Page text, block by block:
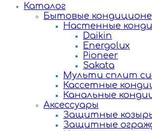
Каталог
Бытовые
Настенные
Daikin
Energolux
Pioneer
Sakata
Мульти сплит
Кассетные
Канальные
Аксессуары
Защитные
Защитные